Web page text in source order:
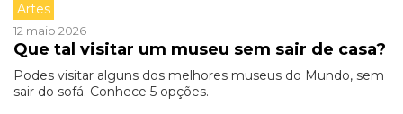
Artes
12 maio 2026
Que tal visitar um museu sem sair de casa?
Podes visitar alguns dos melhores museus do Mundo, sem
sair do sofá. Conhece 5 opções.